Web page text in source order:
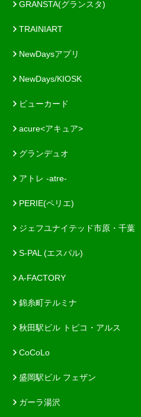
GRANSTA(グランスタ)
TRAINIART
NewDaysアプリ
NewDays/KIOSK
ビューカード
acure<アキュア>
グランデュオ
アトレ -atre-
PERIE(ペリエ)
ジェフユナイテッド市原・千葉
S-PAL (エスパル)
A-FACTORY
錦糸町テルミナ
秋田駅ビル トピコ・アルス
CoCoLo
盛岡駅ビル フェザン
ガーラ湯沢